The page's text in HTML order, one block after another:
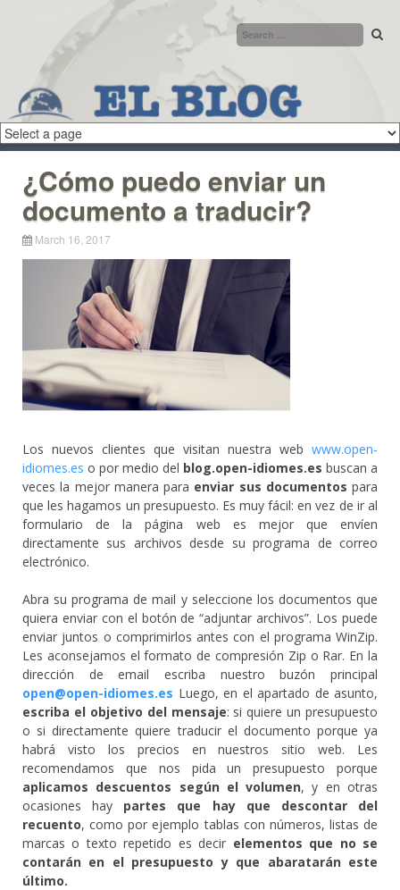
¿Cómo puedo enviar un
documento a traducir?
March 16, 2017
Los nuevos clientes que visitan nuestra web www.open-
idiomes.es o por medio del blog.open-idiomes.es buscan a
veces la mejor manera para enviar sus documentos para
que les hagamos un presupuesto. Es muy fácil: en vez de ir al
formulario de la página web es mejor que envíen
directamente sus archivos desde su programa de correo
electrónico.
Abra su programa de mail y seleccione los documentos que
quiera enviar con el botón de “adjuntar archivos”. Los puede
enviar juntos o comprimirlos antes con el programa WinZip.
Les aconsejamos el formato de compresión Zip o Rar. En la
dirección de email escriba nuestro buzón principal
open@open-idiomes.es Luego, en el apartado de asunto,
escriba el objetivo del mensaje: si quiere un presupuesto
o si directamente quiere traducir el documento porque ya
habrá visto los precios en nuestros sitio web. Les
recomendamos que nos pida un presupuesto porque
aplicamos descuentos según el volumen, y en otras
ocasiones hay partes que hay que descontar del
recuento, como por ejemplo tablas con números, listas de
marcas o texto repetido es decir elementos que no se
contarán en el presupuesto y que abaratarán este
último.